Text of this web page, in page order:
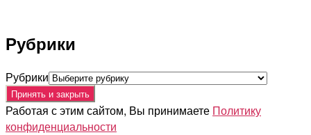
Рубрики
Рубрики
Работая с этим сайтом, Вы принимаете Политику
конфиденциальности